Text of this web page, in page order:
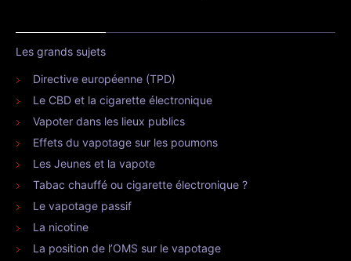
Les grands sujets
Directive européenne (TPD)
Le CBD et la cigarette électronique
Vapoter dans les lieux publics
Effets du vapotage sur les poumons
Les Jeunes et la vapote
Tabac chauffé ou cigarette électronique ?
Le vapotage passif
La nicotine
La position de l’OMS sur le vapotage